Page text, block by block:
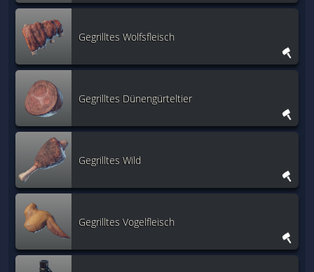
Gegrilltes Wolfsfleisch
Gegrilltes Dünengürteltier
Gegrilltes Wild
Gegrilltes Vogelfleisch